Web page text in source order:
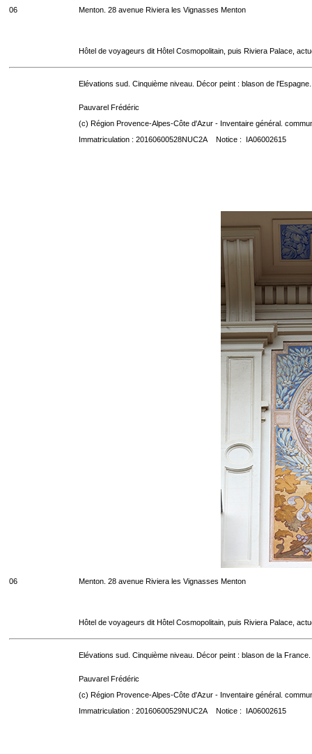
06 Menton. 28 avenue Riviera les Vignasses Menton
Hôtel de voyageurs dit Hôtel Cosmopolitain, puis Riviera Palace,
Elévations sud. Cinquième niveau. Décor peint : blason de l'Espagne.
Pauvarel Frédéric
(c) Région Provence-Alpes-Côte d'Azur - Inventaire général.
Immatriculation : 20160600528NUC2A Notice : IA06002615
06 Menton. 28 avenue Riviera les Vignasses Menton
Hôtel de voyageurs dit Hôtel Cosmopolitain, puis Riviera Palace,
Elévations sud. Cinquième niveau. Décor peint : blason de la France.
Pauvarel Frédéric
(c) Région Provence-Alpes-Côte d'Azur - Inventaire général.
Immatriculation : 20160600529NUC2A Notice : IA06002615